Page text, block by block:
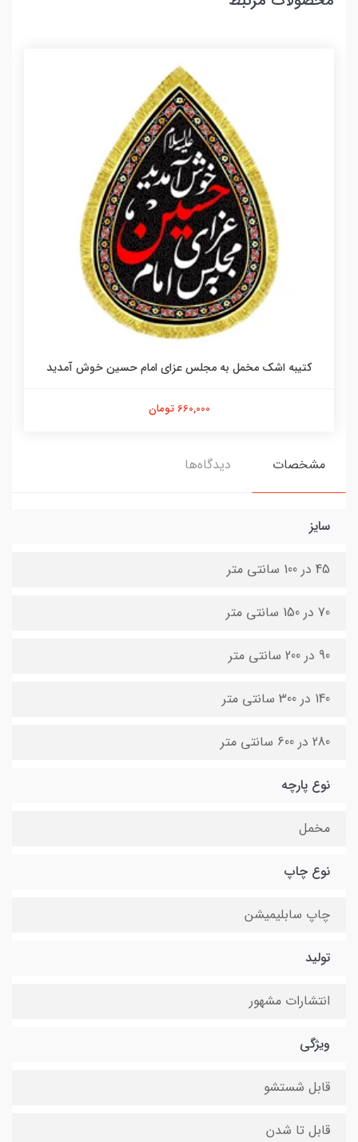
کتیبه اشک مخمل به مجلس عزای امام حسین خوش آمدید
660,000 تومان
مشخصات دیدگاه‌ها
سایز
45 در 100 سانتی متر
70 در 150 سانتی متر
90 در 200 سانتی متر
140 در 300 سانتی متر
280 در 600 سانتی متر
نوع پارچه
مخمل
نوع چاپ
چاپ سابلیمیشن
تولید
انتشارات مشهور
ویژگی
قابل شستشو
قابل تا شدن